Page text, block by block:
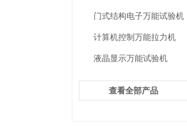
门式结构电子万能试验机
计算机控制万能拉力机
液晶显示万能试验机
查看全部产品